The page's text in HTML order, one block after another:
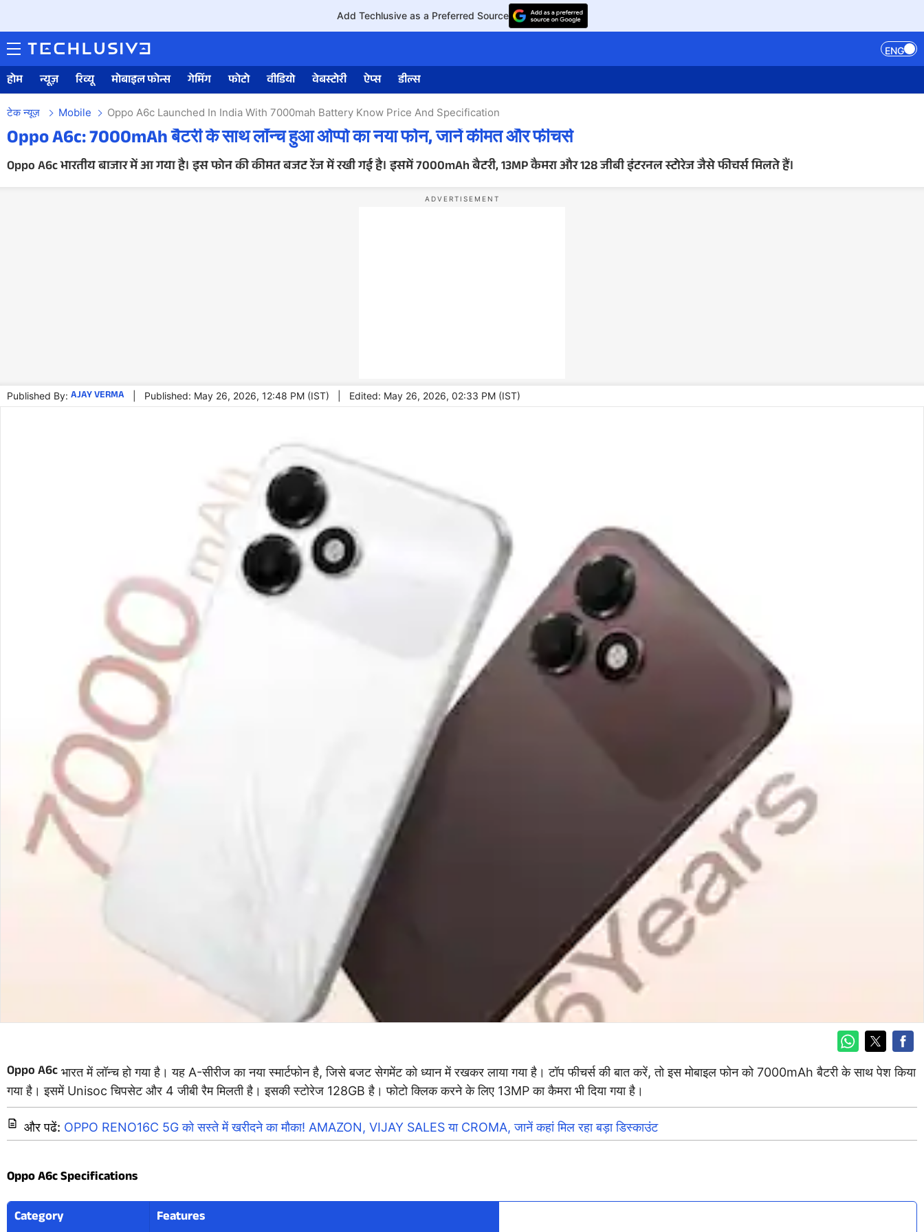
Add Techlusive as a Preferred Source
ENG
होम न्यूज़ रिव्यू मोबाइल फोन्स गेमिंग फोटो वीडियो वेबस्टोरी ऐप्स डील्स
टेक न्यूज़ Mobile Oppo A6c Launched In India With 7000mah Battery Know Price And Specification
Oppo A6c: 7000mAh बैटरी के साथ लॉन्च हुआ ओप्पो का नया फोन, जानें कीमत और फीचर्स
Oppo A6c भारतीय बाजार में आ गया है। इस फोन की कीमत बजट रेंज में रखी गई है। इसमें 7000mAh बैटरी, 13MP कैमरा और 128 जीबी इंटरनल स्टोरेज जैसे फीचर्स मिलते हैं।
Published By: AJAY VERMA Published: May 26, 2026, 12:48 PM (IST) Edited: May 26, 2026, 02:33 PM (IST)
Oppo A6c भारत में लॉन्च हो गया है। यह A-सीरीज का नया स्मार्टफोन है, जिसे बजट सेगमेंट को ध्यान में रखकर लाया गया है। टॉप फीचर्स की बात करें, तो इस मोबाइल फोन को 7000mAh बैटरी के साथ पेश किया
गया है। इसमें Unisoc चिपसेट और 4 जीबी रैम मिलती है। इसकी स्टोरेज 128GB है। फोटो क्लिक करने के लिए 13MP का कैमरा भी दिया गया है।
और पढें: OPPO RENO16C 5G को सस्ते में खरीदने का मौका! AMAZON, VIJAY SALES या CROMA, जानें कहां मिल रहा बड़ा डिस्काउंट
Oppo A6c Specifications
Category
Features